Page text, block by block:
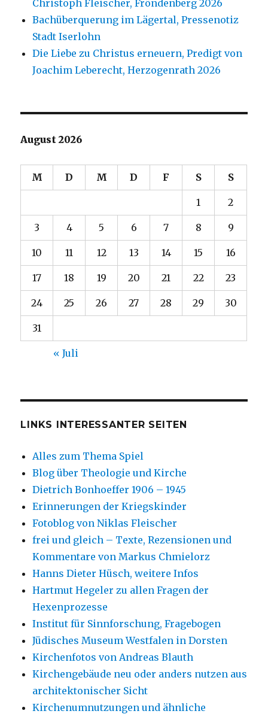
Christoph Fleischer, Fröndenberg 2026
Bachüberquerung im Lägertal, Pressenotiz
Stadt Iserlohn
Die Liebe zu Christus erneuern, Predigt von
Joachim Leberecht, Herzogenrath 2026
August 2026
M D M D F S S
1 2
3 4 5 6 7 8 9
10 11 12 13 14 15 16
17 18 19 20 21 22 23
24 25 26 27 28 29 30
31
« Juli
LINKS INTERESSANTER SEITEN
Alles zum Thema Spiel
Blog über Theologie und Kirche
Dietrich Bonhoeffer 1906 – 1945
Erinnerungen der Kriegskinder
Fotoblog von Niklas Fleischer
frei und gleich – Texte, Rezensionen und
Kommentare von Markus Chmielorz
Hanns Dieter Hüsch, weitere Infos
Hartmut Hegeler zu allen Fragen der
Hexenprozesse
Institut für Sinnforschung, Fragebogen
Jüdisches Museum Westfalen in Dorsten
Kirchenfotos von Andreas Blauth
Kirchengebäude neu oder anders nutzen aus
architektonischer Sicht
Kirchenumnutzungen und ähnliche